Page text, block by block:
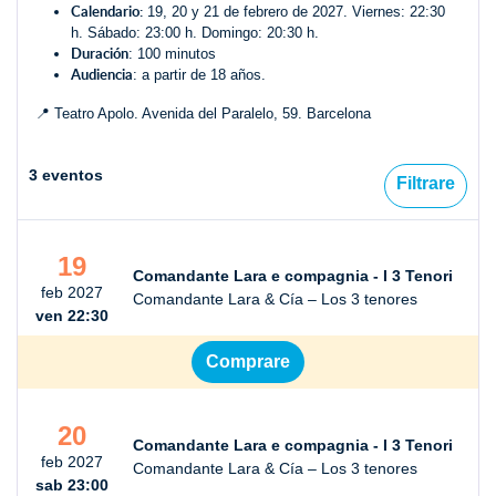
Calendario: 19, 20 y 21 de febrero de 2027. Viernes: 22:30
h. Sábado: 23:00 h. Domingo: 20:30 h.
Duración: 100 minutos
Audiencia: a partir de 18 años.
📍 Teatro Apolo. Avenida del Paralelo, 59. Barcelona
3 eventos Filtrare
19
feb 2027
ven 22:30
Comandante Lara e compagnia - I 3 Tenori
Comandante Lara & Cía – Los 3 tenores
Comprare
20
feb 2027
sab 23:00
Comandante Lara e compagnia - I 3 Tenori
Comandante Lara & Cía – Los 3 tenores